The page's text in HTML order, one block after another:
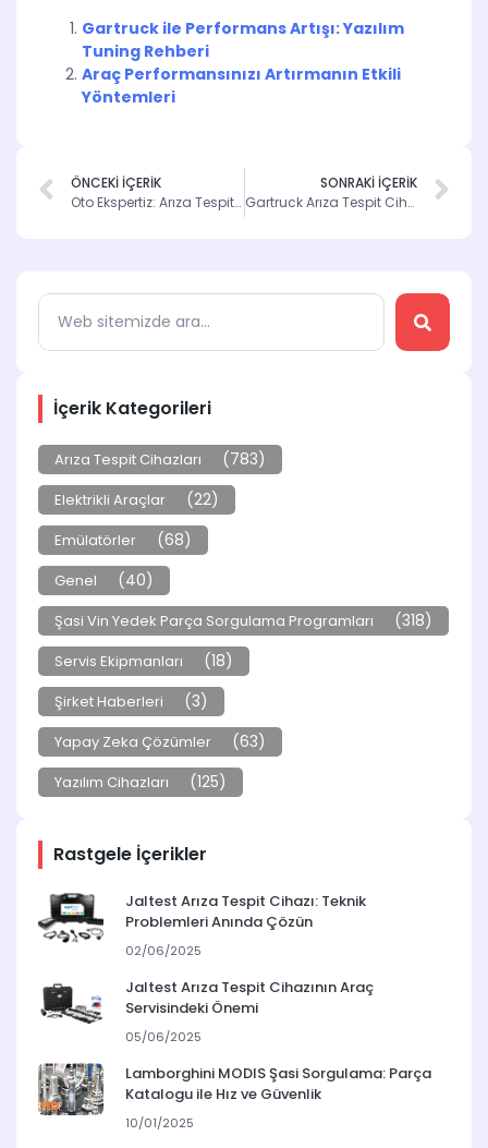
İçerik Kategorileri
Arıza Tespit Cihazları (783)
Elektrikli Araçlar (22)
Emülatörler (68)
Genel (40)
Şasi Vin Yedek Parça Sorgulama Programları (318)
Servis Ekipmanları (18)
Şirket Haberleri (3)
Yapay Zeka Çözümler (63)
Yazılım Cihazları (125)
Rastgele İçerikler
Jaltest Arıza Tespit Cihazı: Teknik
Problemleri Anında Çözün
02/06/2025
Jaltest Arıza Tespit Cihazının Araç
Servisindeki Önemi
05/06/2025
Lamborghini MODIS Şasi Sorgulama: Parça
Katalogu ile Hız ve Güvenlik
10/01/2025
Gartruck ile Performans Artışı: Yazılım
Tuning Rehberi
Araç Performansınızı Artırmanın Etkili
Yöntemleri
ÖNCEKİ İÇERİK
Oto Ekspertiz: Arıza Tespit Cihazlarının Önemi
SONRAKİ İÇERİK
Gartruck Arıza Tespit Cihazı ile Araç Bakımınızı Geliştirin